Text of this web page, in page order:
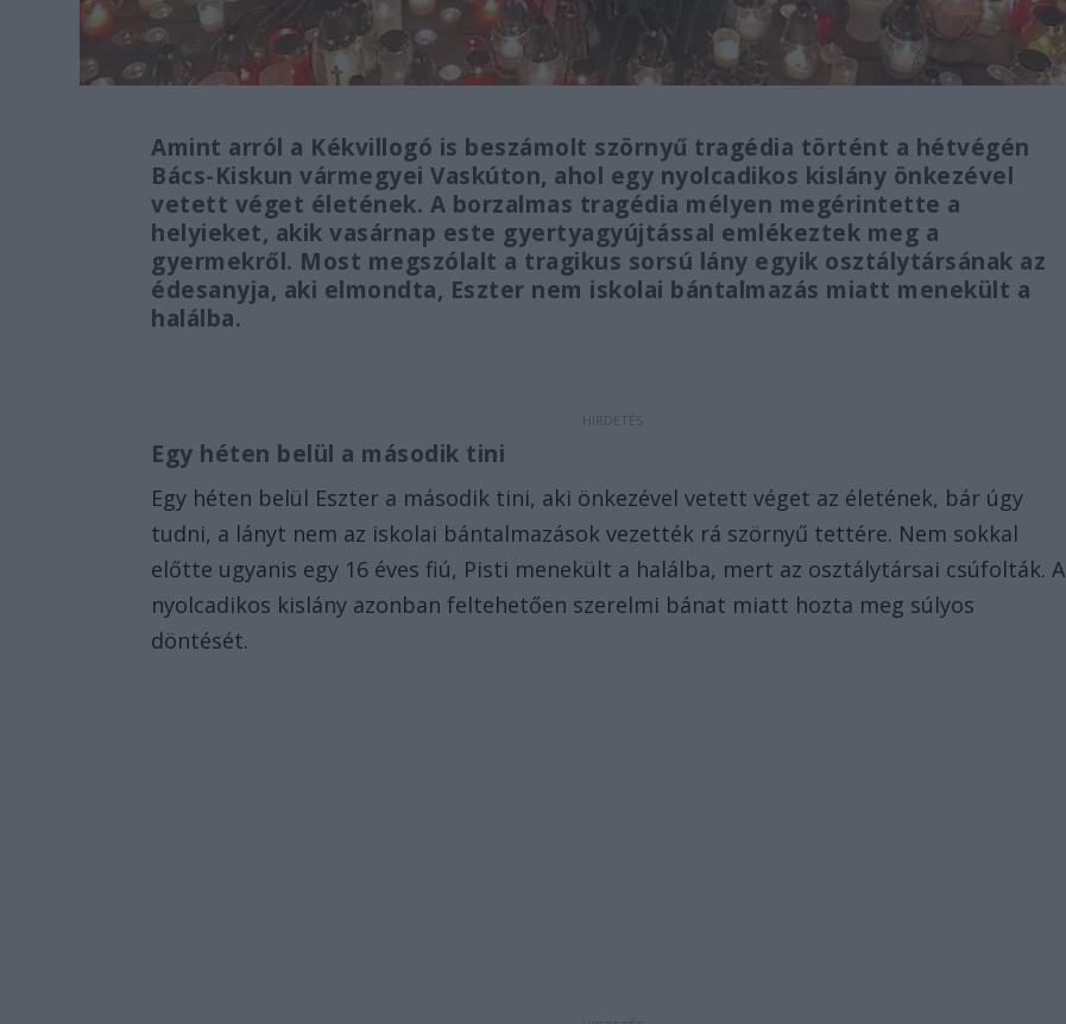
Amint arról a Kékvillogó is beszámolt szörnyű tragédia történt a hétvégén
Bács-Kiskun vármegyei Vaskúton, ahol egy nyolcadikos kislány önkezével
vetett véget életének. A borzalmas tragédia mélyen megérintette a
helyieket, akik vasárnap este gyertyagyújtással emlékeztek meg a
gyermekről. Most megszólalt a tragikus sorsú lány egyik osztálytársának az
édesanyja, aki elmondta, Eszter nem iskolai bántalmazás miatt menekült a
halálba.
Egy héten belül a második tini
Egy héten belül Eszter a második tini, aki önkezével vetett véget az életének, bár úgy
tudni, a lányt nem az iskolai bántalmazások vezették rá szörnyű tettére. Nem sokkal
előtte ugyanis egy 16 éves fiú, Pisti menekült a halálba, mert az osztálytársai csúfolták. A
nyolcadikos kislány azonban feltehetően szerelmi bánat miatt hozta meg súlyos
döntését.